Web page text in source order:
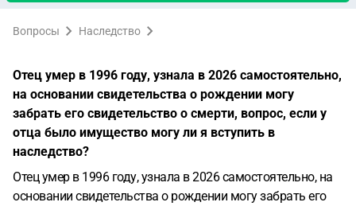
Вопросы Наследство
Отец умер в 1996 году, узнала в 2026 самостоятельно,
на основании свидетельства о рождении могу
забрать его свидетельство о смерти, вопрос, если у
отца было имущество могу ли я вступить в
наследство?
Отец умер в 1996 году, узнала в 2026 самостоятельно, на
основании свидетельства о рождении могу забрать его